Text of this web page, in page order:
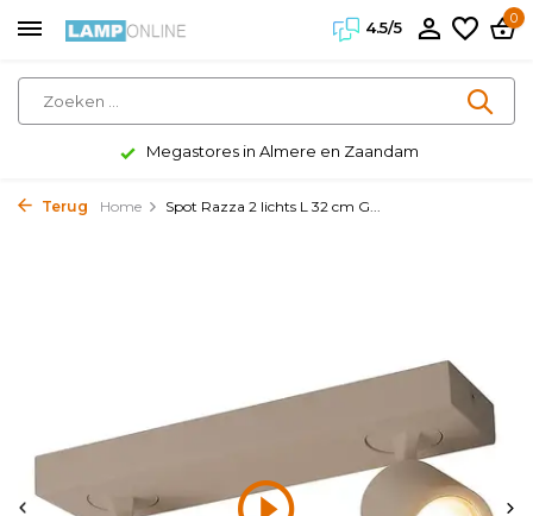
4.5/5
0
Klanten geven ons een 4.5/5
Terug Home Spot Razza 2 lichts L 32 cm G...